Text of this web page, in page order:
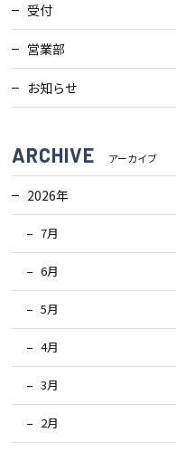
家づくりの資金計画
設計・施工品質管理
家づくりのスケジュール
よくあるご質問
スタッフブログ
ポリシー
サイトマップ
受付
営業部
お知らせ
ARCHIVE アーカイブ
2026年
7月
6月
5月
4月
3月
2月